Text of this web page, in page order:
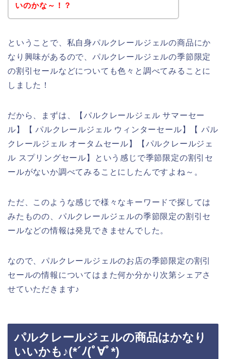
いのかな～！？
ということで、私自身パルクレールジェルの商品にか
なり興味があるので、パルクレールジェルの季節限定
の割引セールなどについても色々と調べてみることに
しました！
だから、まずは、【パルクレールジェル サマーセー
ル】【 パルクレールジェル ウィンターセール】【 パル
クレールジェル オータムセール】【パルクレールジェ
ル スプリングセール】という感じで季節限定の割引セ
ールがないか調べてみることにしたんですよね～。
ただ、このような感じで様々なキーワードで探しては
みたものの、パルクレールジェルの季節限定の割引セ
ールなどの情報は発見できませんでした。
なので、パルクレールジェルのお店の季節限定の割引
セールの情報についてはまた何か分かり次第シェアさ
せていただきます♪
パルクレールジェルの商品はかなり
いいかも♪(*´ﾉ(ﾟ∀ﾟ*)